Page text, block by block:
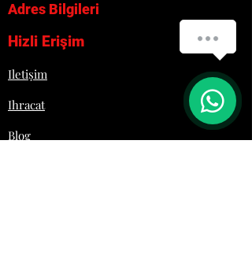
Adres Bilgileri
Hizli Erişim
Iletişim
Ihracat
Blog